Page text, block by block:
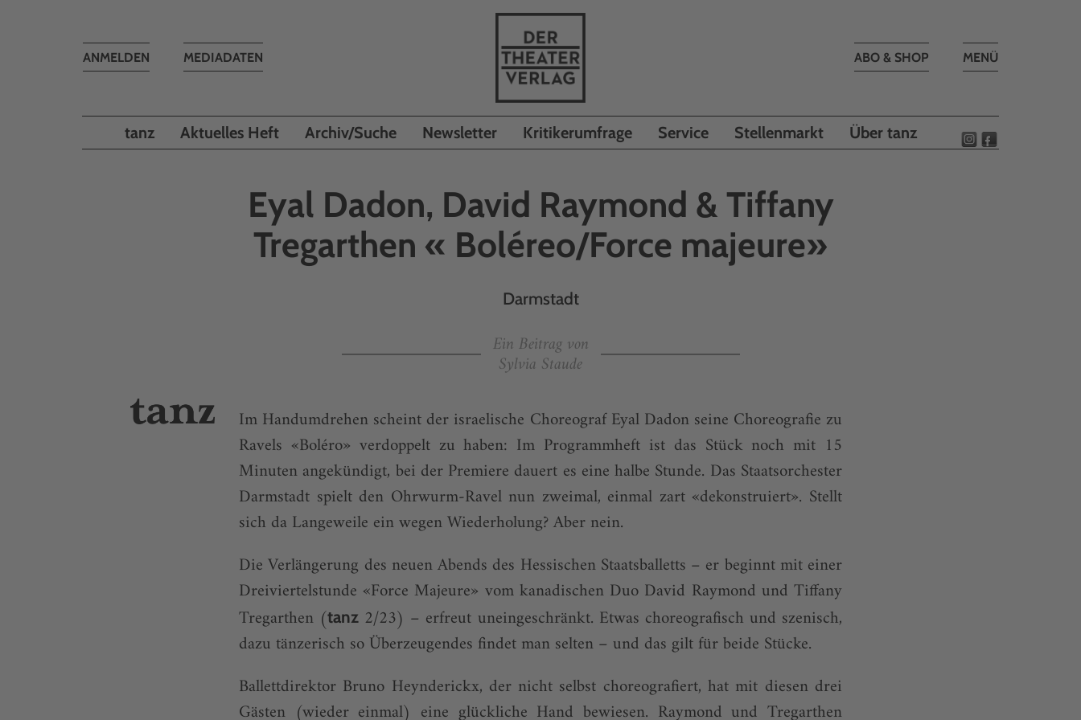
Toggle
MENÜ
ABO & SHOP
MEDIADATEN
Toggle
ANMELDEN
tanz Aktuelles Heft Archiv/Suche Newsletter Kritikerumfrage Service Stellenmarkt Über tanz
Eyal Dadon, David Raymond & Tiffany
Tregarthen « Boléreo/Force majeure»
Darmstadt
Ein Beitrag von
Sylvia Staude
Im Handumdrehen scheint der israelische Choreograf Eyal Dadon seine Choreografie zu
Ravels «Boléro» verdoppelt zu haben: Im Programmheft ist das Stück noch mit 15
Minuten angekündigt, bei der Premiere dauert es eine halbe Stunde. Das Staatsorchester
Darmstadt spielt den Ohrwurm-Ravel nun zweimal, einmal zart «dekonstruiert». Stellt
sich da Langeweile ein wegen Wiederholung? Aber nein.
Die Verlängerung des neuen Abends des Hessischen Staatsballetts – er beginnt mit einer
Dreiviertelstunde «Force Majeure» vom kanadischen Duo David Raymond und Tiffany
Tregarthen (tanz 2/23) – erfreut uneingeschränkt. Etwas choreografisch und szenisch,
dazu tänzerisch so Überzeugendes findet man selten – und das gilt für beide Stücke.
Ballettdirektor Bruno Heynderickx, der nicht selbst choreografiert, hat mit diesen drei
Gästen (wieder einmal) eine glückliche Hand bewiesen. Raymond und Tregarthen